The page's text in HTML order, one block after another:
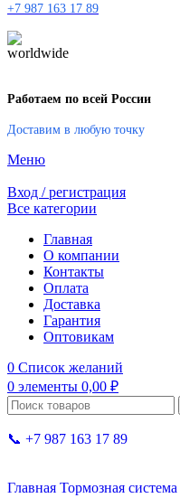
+7 987 163 17 89
Работаем по всей России
Доставим в любую точку
Меню
Вход / регистрация
Все категории
Главная
О компании
Контакты
Оплата
Доставка
Гарантия
Оптовикам
0 Список желаний
0 элементы 0,00 ₽
📞 +7 987 163 17 89
Главная Тормозная система